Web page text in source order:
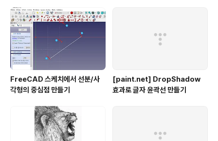
FreeCAD 스케치에서 선분/사
각형의 중심점 만들기
[paint.net] DropShadow
효과로 글자 윤곽선 만들기